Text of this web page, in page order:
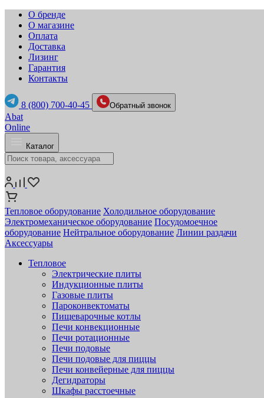
О бренде
О магазине
Оплата
Доставка
Лизинг
Гарантия
Контакты
8 (800) 700-40-45 Обратный звонок
Abat
Online
Каталог
Тепловое оборудование Холодильное оборудование
Электромеханическое оборудование Посудомоечное
оборудование Нейтральное оборудование Линии раздачи
Аксессуары
Тепловое
Электрические плиты
Индукционные плиты
Газовые плиты
Пароконвектоматы
Пищеварочные котлы
Печи конвекционные
Печи ротационные
Печи подовые
Печи подовые для пиццы
Печи конвейерные для пиццы
Дегидраторы
Шкафы расстоечные